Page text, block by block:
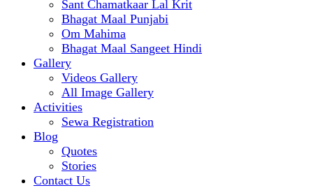
Sant Chamatkaar Lal Krit
Bhagat Maal Punjabi
Om Mahima
Bhagat Maal Sangeet Hindi
Gallery
Videos Gallery
All Image Gallery
Activities
Sewa Registration
Blog
Quotes
Stories
Contact Us